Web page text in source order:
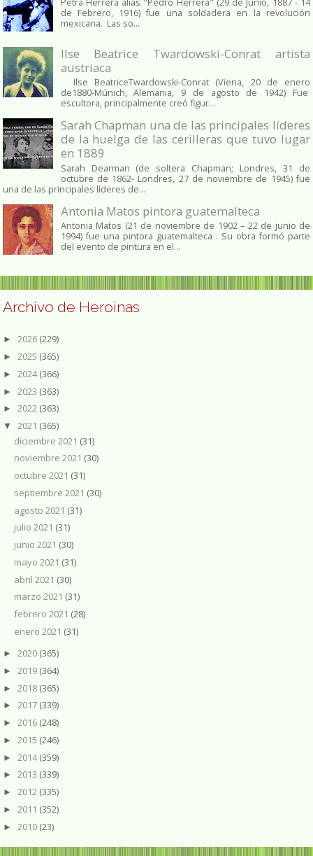
Petra Herrera alias "Pedro Herrera" (29 de Junio, 1887 - 14
de Febrero, 1916) fue una soldadera en la revolución
mexicana. Las so...
Ilse Beatrice Twardowski-Conrat artista
austriaca
Ilse BeatriceTwardowski-Conrat (Viena, 20 de enero
de1880-Múnich, Alemania, 9 de agosto de 1942) Fue
escultora, principalmente creó figur...
Sarah Chapman una de las principales líderes
de la huelga de las cerilleras que tuvo lugar
en 1889
Sarah Dearman (de soltera Chapman; Londres, 31 de
octubre de 1862​- Londres, 27 de noviembre de 1945)​ fue
una de las principales líderes de...
Antonia Matos pintora guatemalteca
Antonia Matos (21 de noviembre de 1902 – 22 de junio de
1994) fue una pintora guatemalteca . Su obra formó parte
del evento de pintura en el...
Archivo de Heroinas
► 2026 (229)
► 2025 (365)
► 2024(366)
► 2023 (363)
► 2022 (363)
▼ 2021 (365)
diciembre 2021 (31)
noviembre 2021 (30)
octubre 2021 (31)
septiembre 2021 (30)
agosto 2021 (31)
julio 2021 (31)
junio 2021 (30)
mayo 2021 (31)
abril 2021 (30)
marzo 2021 (31)
febrero 2021 (28)
enero 2021 (31)
► 2020 (365)
► 2019 (364)
► 2018 (365)
► 2017 (339)
► 2016 (248)
► 2015 (246)
► 2014(359)
► 2013 (339)
► 2012 (335)
► 2011 (352)
► 2010 (23)